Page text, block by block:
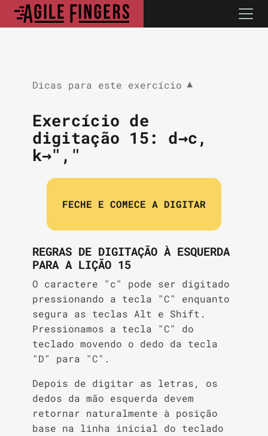
Dicas para este exercício ▼
Exercício de
digitação 15: d→c,
k→","
FECHE E COMECE A DIGITAR
REGRAS DE DIGITAÇÃO À ESQUERDA
PARA A LIÇÃO 15
O caractere "c" pode ser digitado
pressionando a tecla "C" enquanto
segura as teclas Alt e Shift.
Pressionamos a tecla "C" do
teclado movendo o dedo da tecla
"D" para "C".
Depois de digitar as letras, os
dedos da mão esquerda devem
retornar naturalmente à posição
base na linha inicial do teclado